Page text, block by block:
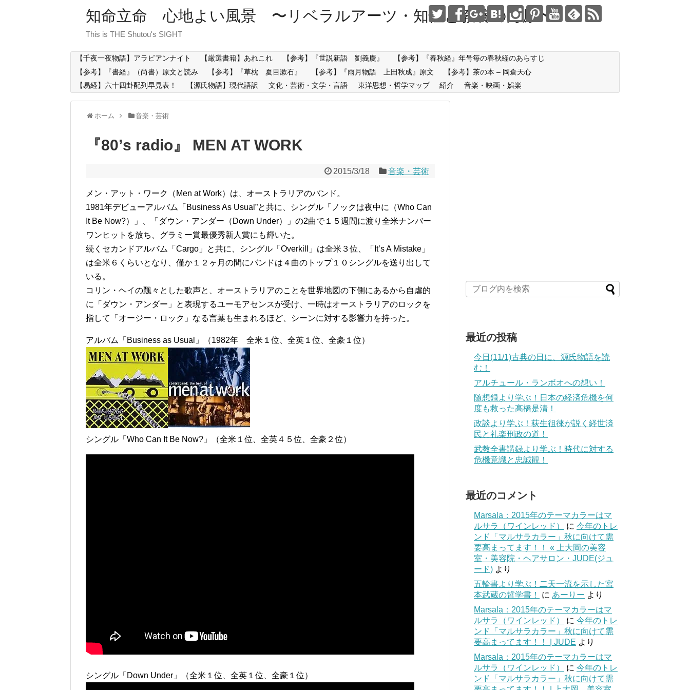
知命立命 心地よい風景 〜リベラルアーツ・知性と教養の海原〜
This is THE Shutou's SIGHT
【千夜一夜物語】アラビアンナイト 【厳選書籍】あれこれ 【参考】『世説新語 劉義慶』
【参考】『春秋経』年号毎の春秋経のあらすじ
【参考】『書経』（尚書）原文と読み
【参考】『草枕 夏目漱石』 【参考】『雨月物語 上田秋成』原文
【参考】茶の本 – 岡倉天心
【易経】六十四卦配列早見表！
【源氏物語】現代語訳 文化・芸術・文学・言語 東洋思想・哲学マップ 紹介 音楽・映画・娯楽
ホーム 音楽・芸術
『80’s radio』 MEN AT WORK
2015/3/18 音楽・芸術
メン・アット・ワーク（Men at Work）は、オーストラリアのバンド。
1981年デビューアルバム「Business As Usual”と共に、シングル「ノックは夜中に（Who Can
It Be Now?）」、「ダウン・アンダー（Down Under）」の2曲で１５週間に渡り全米ナンバー
ワンヒットを放ち、グラミー賞最優秀新人賞にも輝いた。
続くセカンドアルバム「Cargo」と共に、シングル「Overkill」は全米３位、「It’s A Mistake」
は全米６くらいとなり、僅か１２ヶ月の間にバンドは４曲のトップ１０シングルを送り出して
いる。
コリン・ヘイの飄々とした歌声と、オーストラリアのことを世界地図の下側にあるから自虐的
に「ダウン・アンダー」と表現するユーモアセンスが受け、一時はオーストラリアのロックを
指して「オージー・ロック」なる言葉も生まれるほど、シーンに対する影響力を持った。
アルバム「Business as Usual」（1982年 全米１位、全英１位、全豪１位）
シングル「Who Can It Be Now?」（全米１位、全英４５位、全豪２位）
シングル「Down Under」（全米１位、全英１位、全豪１位）
最近の投稿
今日(11/1)古典の日に、源氏物語を読
む！
アルチュール・ランボオへの想い！
随想録より学ぶ！日本の経済危機を何
度も救った高橋是清！
政談より学ぶ！荻生徂徠が説く経世済
民と礼楽刑政の道！
武教全書講録より学ぶ！時代に対する
危機意識と忠誠観！
最近のコメント
Marsala：2015年のテーマカラーはマ
ルサラ（ワインレッド）
に 今年のトレ
ンド「マルサラカラー」秋に向けて需
要高まってます！！ « 上大岡の美容
室・美容院・ヘアサロン・JUDE(ジュ
ード) より
五輪書より学ぶ！二天一流を示した宮
本武蔵の哲学書！
に あーりー より
Marsala：2015年のテーマカラーはマ
ルサラ（ワインレッド）
に 今年のトレ
ンド「マルサラカラー」秋に向けて需
要高まってます！！ | JUDE より
Marsala：2015年のテーマカラーはマ
ルサラ（ワインレッド）
に 今年のトレ
ンド「マルサラカラー」秋に向けて需